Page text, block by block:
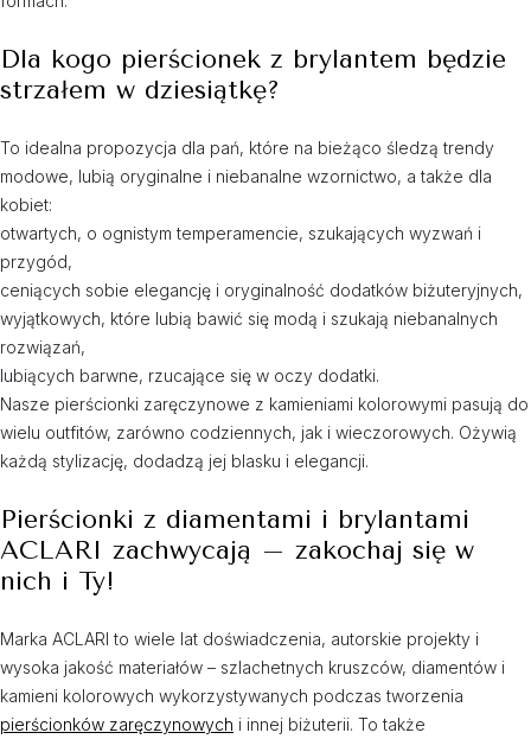
Dla kogo pierścionek z brylantem będzie
strzałem w dziesiątkę?
To idealna propozycja dla pań, które na bieżąco śledzą trendy
modowe, lubią oryginalne i niebanalne wzornictwo, a także dla
kobiet:
otwartych, o ognistym temperamencie, szukających wyzwań i
przygód,
ceniących sobie elegancję i oryginalność dodatków biżuteryjnych,
wyjątkowych, które lubią bawić się modą i szukają niebanalnych
rozwiązań,
lubiących barwne, rzucające się w oczy dodatki.
Nasze pierścionki zaręczynowe z kamieniami kolorowymi pasują do
wielu outfitów, zarówno codziennych, jak i wieczorowych. Ożywią
każdą stylizację, dodadzą jej blasku i elegancji.
Pierścionki z diamentami i brylantami
ACLARI zachwycają – zakochaj się w
nich i Ty!
Marka ACLARI to wiele lat doświadczenia, autorskie projekty i
wysoka jakość materiałów – szlachetnych kruszców, diamentów i
kamieni kolorowych wykorzystywanych podczas tworzenia
pierścionków zaręczynowych i innej biżuterii. To także